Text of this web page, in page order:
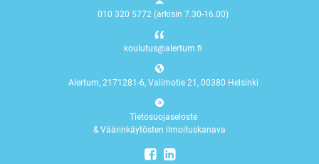
010 320 5772 (arkisin 7.30-16.00)
koulutus@alertum.fi
Alertum, 2171281-6, Valimotie 21, 00380 Helsinki
Tietosuojaseloste
& Väärinkäytösten ilmoituskanava